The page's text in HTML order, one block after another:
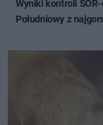
Wyniki kontroli
Południowy z